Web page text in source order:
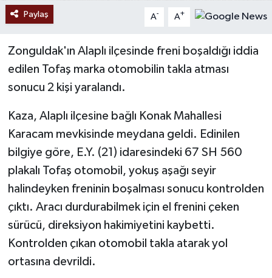
Paylaş A- A+
Zonguldak'ın Alaplı ilçesinde freni boşaldığı iddia
edilen Tofaş marka otomobilin takla atması
sonucu 2 kişi yaralandı.
Kaza, Alaplı ilçesine bağlı Konak Mahallesi
Karacam mevkisinde meydana geldi. Edinilen
bilgiye göre, E.Y. (21) idaresindeki 67 SH 560
plakalı Tofaş otomobil, yokuş aşağı seyir
halindeyken freninin boşalması sonucu kontrolden
çıktı. Aracı durdurabilmek için el frenini çeken
sürücü, direksiyon hakimiyetini kaybetti.
Kontrolden çıkan otomobil takla atarak yol
ortasına devrildi.